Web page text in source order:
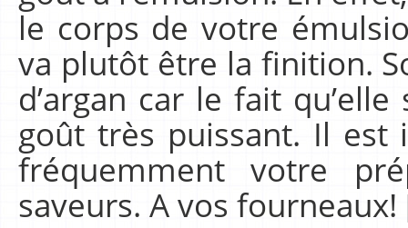
le corps de votre
va plutôt être la finition.
d’argan car le fait
goût très puissant. Il est
fréquemment votre
saveurs. A vos fourneaux!